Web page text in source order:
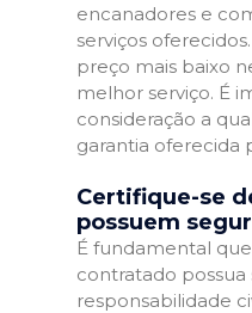
encanadores e
serviços
preço mais baixo
melhor serviço. É
consideração a
garantia oferecida
Certifique-se
possuem
É fundamental
contratado possua
responsabilidade